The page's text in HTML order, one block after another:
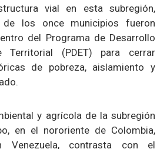
vial en esta subregión,
los once municipios fueron
del Programa de Desarrollo
Territorial (PDET) para cerrar
de pobreza, aislamiento y
y agrícola de la subregión
en el nororiente de Colombia,
Venezuela, contrasta con el